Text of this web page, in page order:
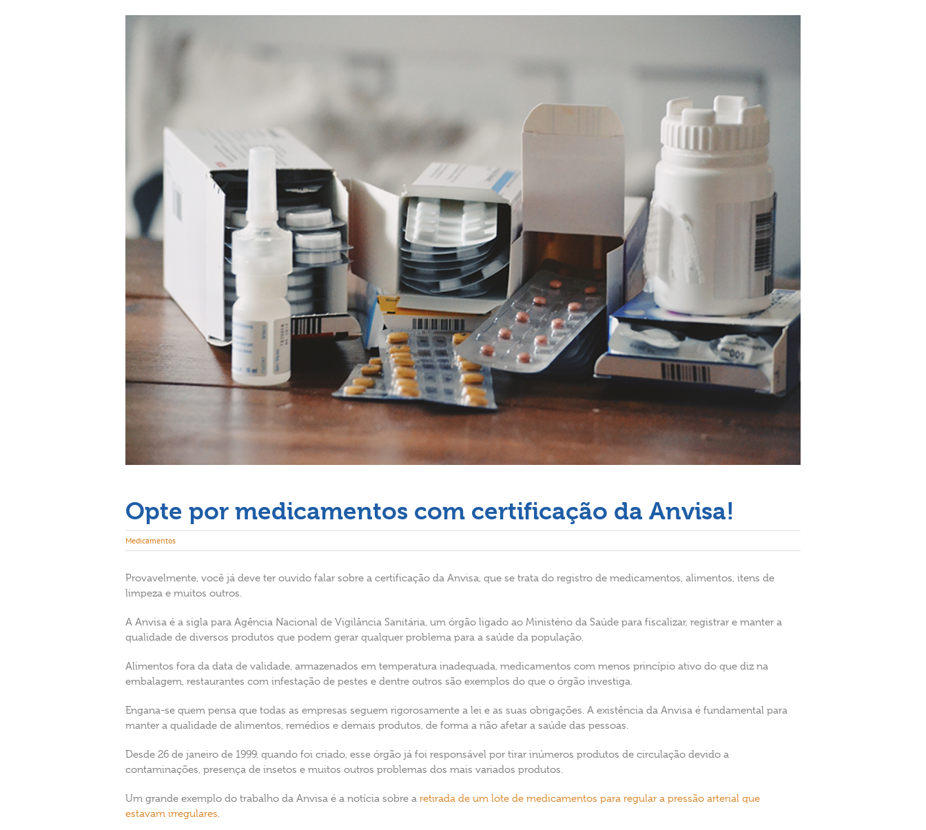
View
Opte por medicamentos com certificação da Anvisa!
Medicamentos
Provavelmente, você já deve ter ouvido falar sobre a certificação da Anvisa, que se trata do registro de medicamentos, alimentos, itens de
limpeza e muitos outros.
A Anvisa é a sigla para Agência Nacional de Vigilância Sanitária, um órgão ligado ao Ministério da Saúde para fiscalizar, registrar e manter a
qualidade de diversos produtos que podem gerar qualquer problema para a saúde da população.
Alimentos fora da data de validade, armazenados em temperatura inadequada, medicamentos com menos princípio ativo do que diz na
embalagem, restaurantes com infestação de pestes e dentre outros são exemplos do que o órgão investiga.
Engana-se quem pensa que todas as empresas seguem rigorosamente a lei e as suas obrigações. A existência da Anvisa é fundamental para
manter a qualidade de alimentos, remédios e demais produtos, de forma a não afetar a saúde das pessoas.
Desde 26 de janeiro de 1999, quando foi criado, esse órgão já foi responsável por tirar inúmeros produtos de circulação devido a
contaminações, presença de insetos e muitos outros problemas dos mais variados produtos.
Um grande exemplo do trabalho da Anvisa é a notícia sobre a retirada de um lote de medicamentos para regular a pressão arterial que
estavam irregulares.